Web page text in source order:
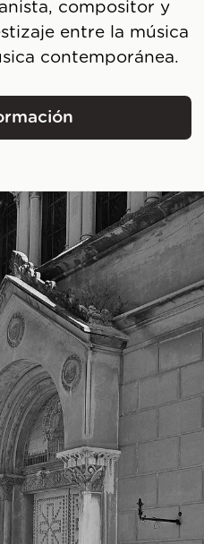
compositor y
entre la música
contemporánea.